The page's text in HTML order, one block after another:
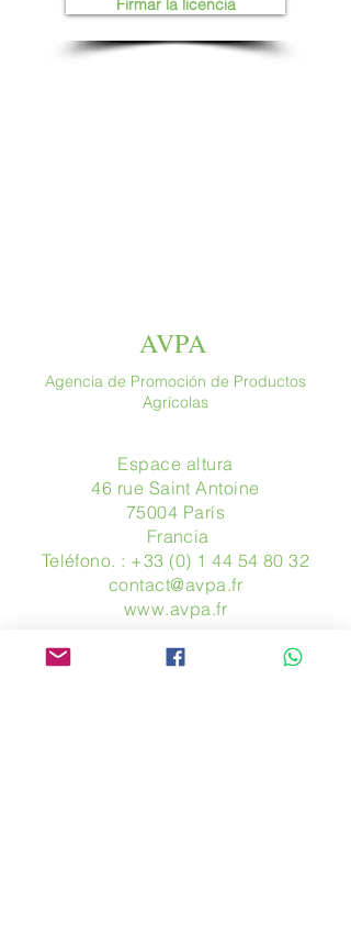
Firmar la licencia
AVPA
Agencia de Promoción de Productos
Agrícolas
Espace altura
46 rue Saint Antoine
75004 París
​ Francia
Teléfono. : +33 (0) 1 44 54 80 32
contact@avpa.fr
www.avpa.fr